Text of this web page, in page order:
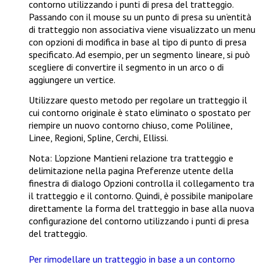
contorno utilizzando i punti di presa del tratteggio.
Passando con il mouse su un punto di presa su un’entità
di tratteggio non associativa viene visualizzato un menu
con opzioni di modifica in base al tipo di punto di presa
specificato. Ad esempio, per un segmento lineare, si può
scegliere di convertire il segmento in un arco o di
aggiungere un vertice.
Utilizzare questo metodo per regolare un tratteggio il
cui contorno originale è stato eliminato o spostato per
riempire un nuovo contorno chiuso, come Polilinee,
Linee, Regioni, Spline, Cerchi, Ellissi.
Nota: L’opzione Mantieni relazione tra tratteggio e
delimitazione nella pagina Preferenze utente della
finestra di dialogoOpzioni controlla il collegamento tra
il tratteggio e il contorno. Quindi, è possibile manipolare
direttamente la forma del tratteggio in base alla nuova
configurazione del contorno utilizzando i punti di presa
del tratteggio.
Per rimodellare un tratteggio in base a un contorno